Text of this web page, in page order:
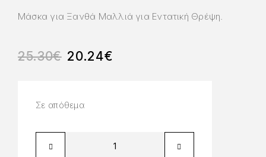
Μάσκα για Ξανθά Μαλλιά για Εντατική Θρέψη.
25.30€ 20.24€
Σε απόθεμα